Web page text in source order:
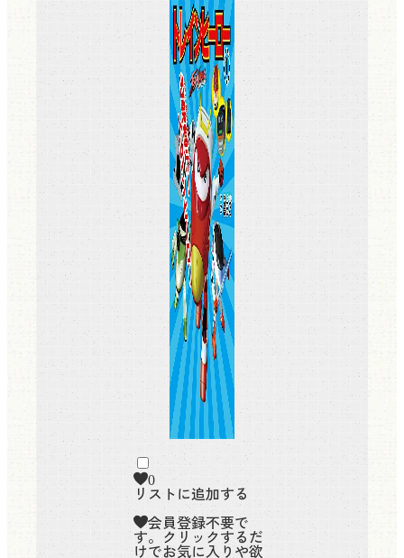
0
リストに追加する
会員登録不要で
す。クリックするだ
けでお気に入りや欲